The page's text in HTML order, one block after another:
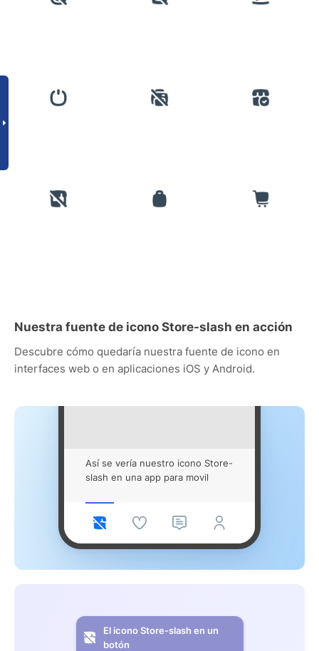
Nuestra fuente de icono Store-slash en acción
Descubre cómo quedaría nuestra fuente de icono en
interfaces web o en aplicaciones iOS y Android.
Así se vería nuestro icono Store-
slash en una app para movil
El icono Store-slash en un
botón